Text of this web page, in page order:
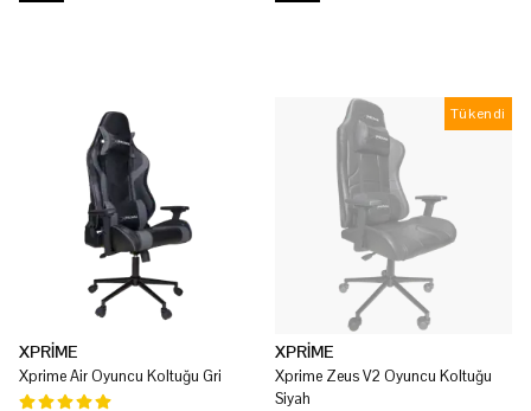
XPRİME
Xprime Air Oyuncu Koltuğu Gri
Tükendi
XPRİME
Xprime Zeus V2 Oyuncu Koltuğu
Siyah